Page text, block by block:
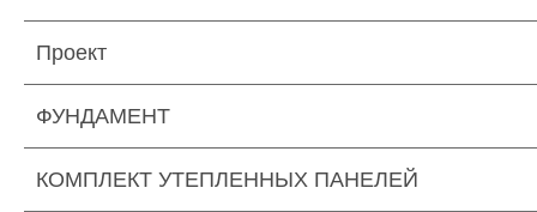
Проект
ФУНДАМЕНТ
КОМПЛЕКТ УТЕПЛЕННЫХ ПАНЕЛЕЙ